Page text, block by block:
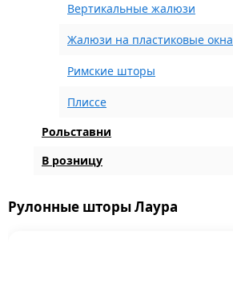
Вертикальные жалюзи
Жалюзи на пластиковые окна
Римские шторы
Плиссе
Рольставни
В розницу
Рулонные шторы Лаура